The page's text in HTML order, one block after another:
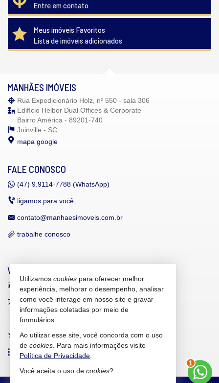
Entre em contato
Meus imóveis Favoritos
Lista de imóveis adicionados
MANHÃES IMÓVEIS
Rua Expedicionário Holz, nº 550 - sala 306
Edifício Helbor Dual Offices & Corporate
Bairro América - 89201-740
Joinville - SC
mapa google
FALE CONOSCO
(47) 9.9114-7788 (WhatsApp)
ligamos para você
contato@manhaesimoveis.com.br
trabalhe conosco
VEJA MAIS
receba nosso newsletter
indicadores financeiros
cadastre seu imóvel
imóveis favoritos
mapa de imóveis
1
Utilizamos cookies para oferecer melhor
experiência, melhorar o desempenho, analisar
como você interage em nosso site e gravar
informações coletadas por meio de
formulários.
Ao utilizar esse site, você concorda com o uso
de cookies . Para mais informações visite
Política de Privacidade
Você aceita o uso de cookies?